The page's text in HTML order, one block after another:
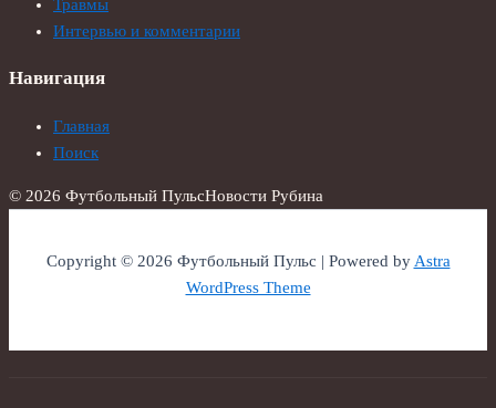
Травмы
Интервью и комментарии
Навигация
Главная
Поиск
© 2026 Футбольный ПульсНовости Рубина
Copyright © 2026 Футбольный Пульс | Powered byAstra
WordPress Theme